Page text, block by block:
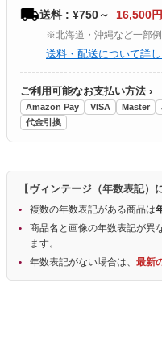
送料 : ¥750～ 16,500
※北海道・沖縄など一部例
送料・配送について詳
ご利用可能なお支払い方法 ›
Amazon Pay VISA Master
代金引換
【ヴィンテージ（年数表記）
複数の年数表記がある商品は
商品名と画像の年数表記が異
ます。
年数表記がない場合は、 最新